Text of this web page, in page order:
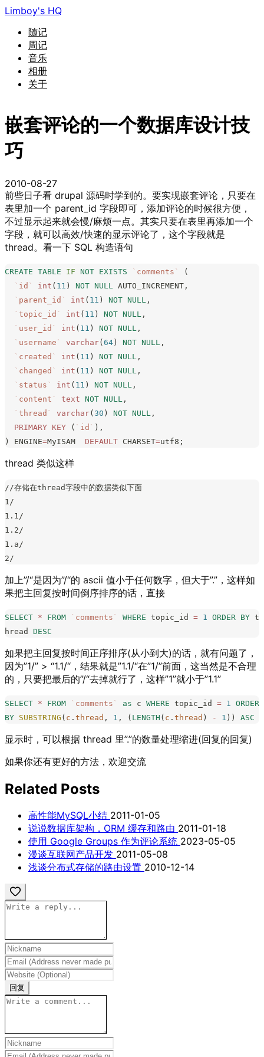
Limboy's HQ
随记
周记
音乐
相册
关于
嵌套评论的一个数据库设计技
巧
2010-08-27
前些日子看 drupal 源码时学到的。要实现嵌套评论，只要在
表里加一个 parent_id 字段即可，添加评论的时候很方便，
不过显示起来就会慢/麻烦一点。其实只要在表里再添加一个
字段，就可以高效/快速的显示评论了，这个字段就是
thread。看一下 SQL 构造语句
CREATE TABLE IF NOT EXISTS ` comments `
(
  `
id ` int ( 11 ) NOT NULL
AUTO_INCREMENT,
  `
parent_id ` int ( 11 ) NOT NULL ,
  `
topic_id ` int ( 11 ) NOT NULL ,
  `
user_id ` int ( 11 ) NOT NULL ,
  `
username ` varchar( 64 ) NOT NULL ,
  `
created ` int ( 11 ) NOT NULL ,
  `
changed ` int ( 11 ) NOT NULL ,
  `
status ` int ( 11 ) NOT NULL ,
  `
content ` text NOT NULL ,
  `
thread ` varchar( 30 ) NOT NULL ,
  PRIMARY KEY
( ` id ` ),
) ENGINE=MyISAM DEFAULT CHARSET=utf8;
thread 类似这样
//存储在thread字段中的数据类似下面
1/
1.1/
1.2/
1.a/
2/
加上”/“是因为”/“的 ascii 值小于任何数字，但大于”.”，这样如
果把主回复按时间倒序排序的话，直接
SELECT * FROM ` comments ` WHERE topic_id = 1 ORDER BY t
hread DESC
如果把主回复按时间正序排序(从小到大)的话，就有问题了，
因为”1/” > “1.1/“，结果就是”1.1/“在”1/”前面，这当然是不合理
的，只要把最后的”/“去掉就行了，这样”1”就小于”1.1”
SELECT * FROM ` comments ` as c WHERE topic_id = 1
ORDER
BY SUBSTRING ( c . thread , 1 , ( LENGTH ( c . thread ) - 1 )) ASC
显示时，可以根据 thread 里”.”的数量处理缩进(回复的回复)
如果你还有更好的方法，欢迎交流
Related Posts
高性能MySQL小结 2011-01-05
说说数据库架构，ORM 缓存和路由 2011-01-18
使用 Google Groups 作为评论系统 2023-05-05
漫谈互联网产品开发 2011-05-08
浅谈分布式存储的路由设置 2010-12-14
回复